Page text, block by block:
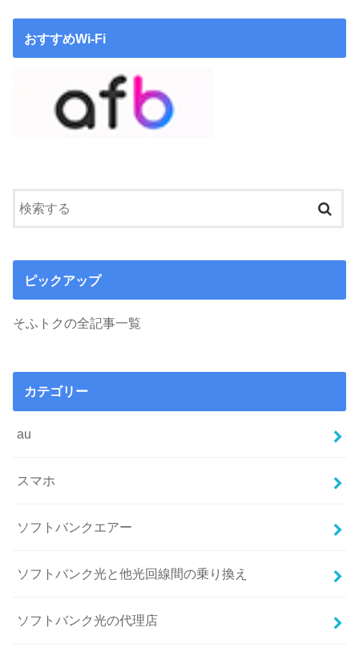
おすすめWi-Fi
ピックアップ
そふトクの全記事一覧
カテゴリー
au
スマホ
ソフトバンクエアー
ソフトバンク光と他光回線間の乗り換え
ソフトバンク光の代理店